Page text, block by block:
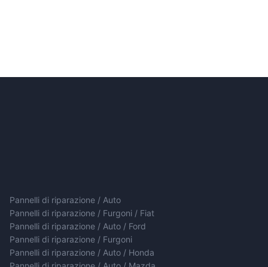
Pannelli di riparazione / Auto
Pannelli di riparazione / Furgoni / Fiat
Pannelli di riparazione / Auto / Ford
Pannelli di riparazione / Furgoni
Pannelli di riparazione / Auto / Honda